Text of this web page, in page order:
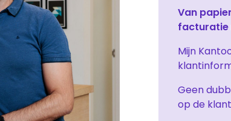
Van
facturatie
Mijn
Geen
op de klant